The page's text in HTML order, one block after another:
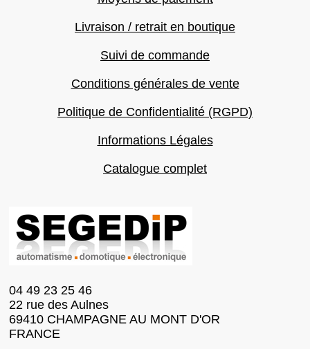
Livraison / retrait en boutique
Suivi de commande
Conditions générales de vente
Politique de Confidentialité (RGPD)
Informations Légales
Catalogue complet
04 49 23 25 46
22 rue des Aulnes
69410 CHAMPAGNE AU MONT D'OR
FRANCE